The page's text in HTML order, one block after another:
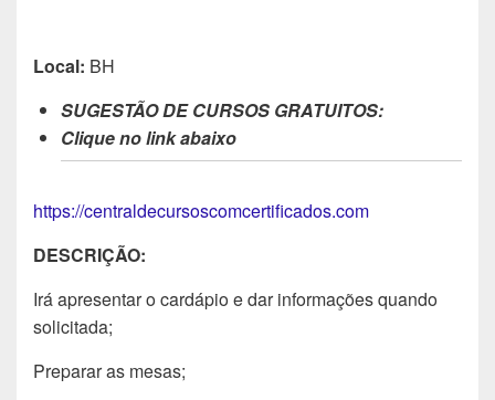
Local: BH
SUGESTÃO DE CURSOS GRATUITOS:
Clique no link abaixo
https://centraldecursoscomcertificados.com
DESCRIÇÃO:
Irá apresentar o cardápio e dar informações quando
solicitada;
Preparar as mesas;